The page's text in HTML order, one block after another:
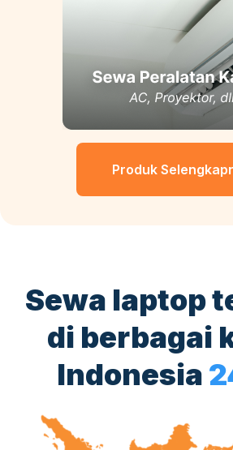
Produk
Sewa laptop
di berbagai
Indonesia